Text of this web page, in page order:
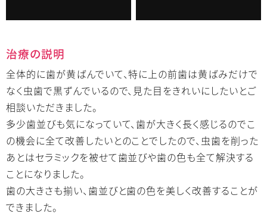
治療の説明
全体的に歯が黄ばんでいて、特に上の前歯は黄ばみだけで
なく虫歯で黒ずんでいるので、見た目をきれいにしたいとご
相談いただきました。
多少歯並びも気になっていて、歯が大きく長く感じるのでこ
の機会に全て改善したいとのことでしたので、虫歯を削った
あとはセラミックを被せて歯並びや歯の色も全て解決する
ことになりました。
歯の大きさも揃い、歯並びと歯の色を美しく改善することが
できました。